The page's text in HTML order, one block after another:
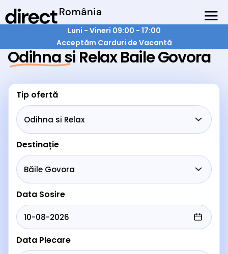
Luni - Vineri 09:00 - 17:00
Acceptăm Carduri de Vacantă
Odihna si Relax Baile Govora
Tip ofertă
Destinație
Data Sosire
Data Plecare